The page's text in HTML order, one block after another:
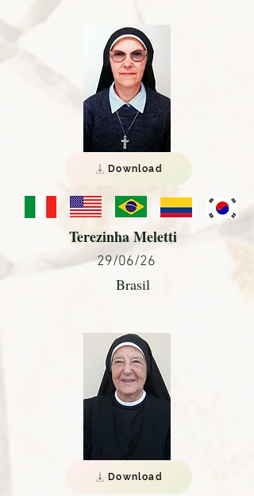
Download
Terezinha Meletti
29/06/26
Brasil
Download